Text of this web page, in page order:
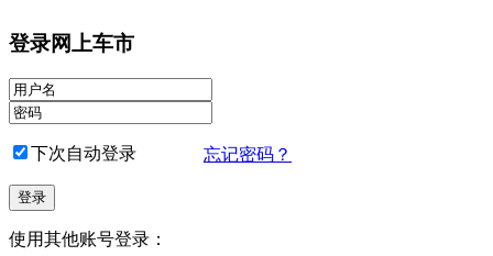
登录网上车市
下次自动登录 忘记密码？
使用其他账号登录：